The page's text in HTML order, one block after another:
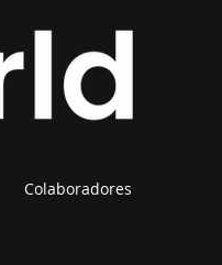
Colaboradores